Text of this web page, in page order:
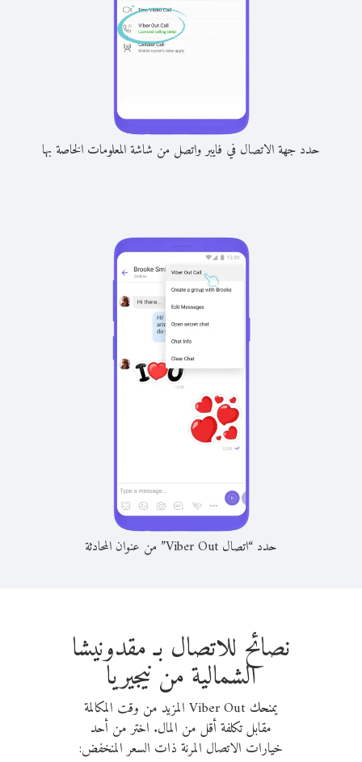
حدد جهة الاتصال في فايبر واتصل من شاشة المعلومات الخاصة بها
حدد “اتصال Viber Out” من عنوان المحادثة
نصائح للاتصال بـ مقدونيشا
الشمالية من نيجيريا
يمنحك Viber Out المزيد من وقت المكالمة
مقابل تكلفة أقل من المال. اختر من أحد
خيارات الاتصال المرنة ذات السعر المنخفض: